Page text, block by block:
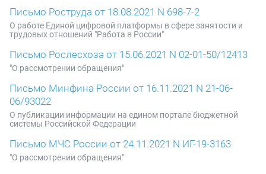
Письмо Роструда от 18.08.2021 N 698-7-2
О работе Единой цифровой платформы в сфере занятости и
трудовых отношений "Работа в России"
Письмо Рослесхоза от 15.06.2021 N 02-01-50/12413
"О рассмотрении обращения"
Письмо Минфина России от 16.11.2021 N 21-06-
06/93022
О публикации информации на едином портале бюджетной
системы Российской Федерации
Письмо МЧС России от 24.11.2021 N ИГ-19-3163
"О рассмотрении обращения"